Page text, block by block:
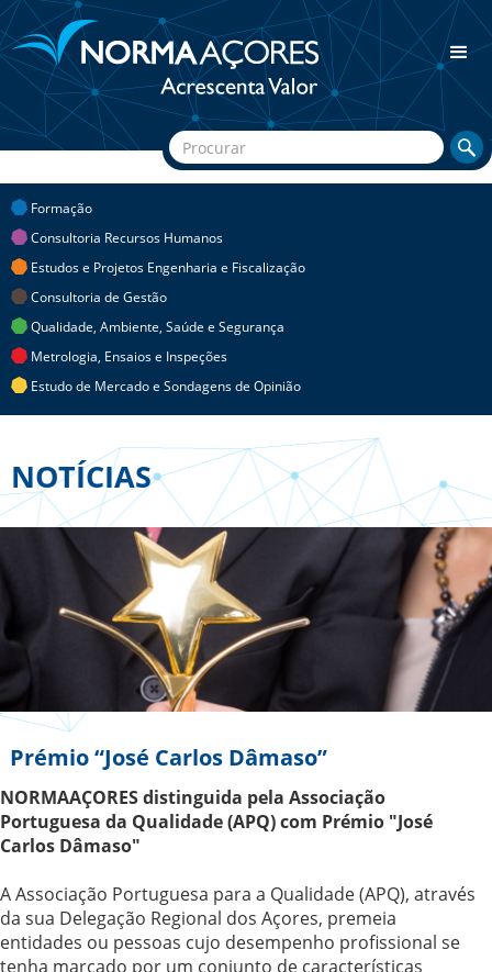
Formação
Consultoria Recursos Humanos
Estudos e Projetos Engenharia e Fiscalização
Consultoria de Gestão
Qualidade, Ambiente, Saúde e Segurança
Metrologia, Ensaios e Inspeções
Estudo de Mercado e Sondagens de Opinião
NOTÍCIAS
Prémio “José Carlos Dâmaso”
NORMAAÇORES distinguida pela Associação
Portuguesa da Qualidade (APQ) com Prémio "José
Carlos Dâmaso"
A Associação Portuguesa para a Qualidade (APQ), através
da sua Delegação Regional dos Açores, premeia
entidades ou pessoas cujo desempenho profissional se
tenha marcado por um conjunto de características